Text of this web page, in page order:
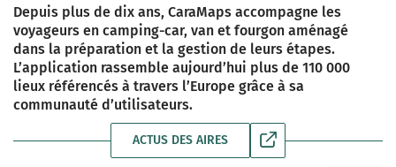
Depuis plus de dix ans, CaraMaps accompagne les
voyageurs en camping-car, van et fourgon aménagé
dans la préparation et la gestion de leurs étapes.
L’application rassemble aujourd’hui plus de 110 000
lieux référencés à travers l’Europe grâce à sa
communauté d’utilisateurs.
ACTUS DES AIRES